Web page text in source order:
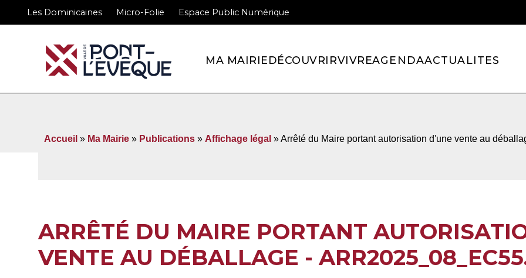
Les Dominicaines Micro-Folie Espace Public Numérique
MA MAIRIEDÉCOUVRIRVIVREAGENDAACTUALITES
Accueil » Ma Mairie » Publications » Affichage légal » Arrêté du Maire portant autorisation d'une vente au
ARRÊTÉ DU MAIRE PORTANT
VENTE AU DÉBALLAGE -